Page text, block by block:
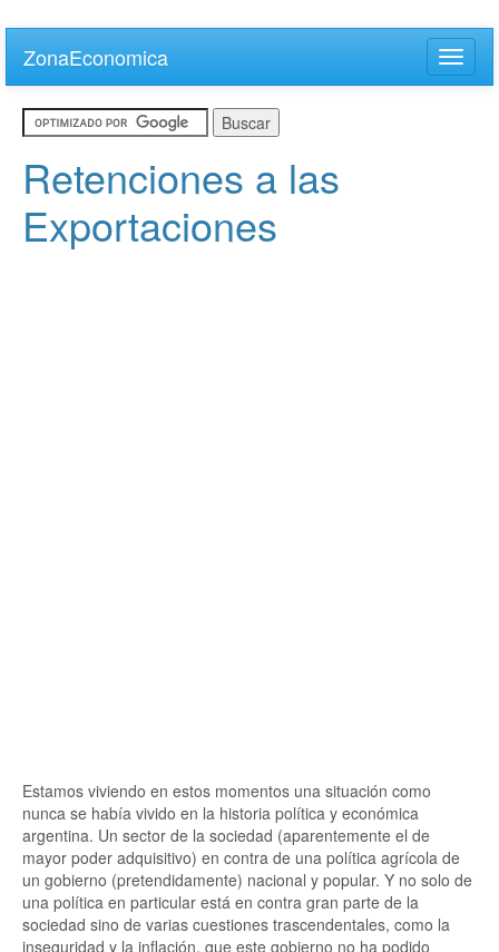
main
content
ZonaEconomica
Toggle
Retenciones a las
Exportaciones
Estamos viviendo en estos momentos una situación como
nunca se había vivido en la historia política y económica
argentina. Un sector de la sociedad (aparentemente el de
mayor poder adquisitivo) en contra de una política agrícola de
un gobierno (pretendidamente) nacional y popular. Y no solo de
una política en particular está en contra gran parte de la
sociedad sino de varias cuestiones trascendentales, como la
inseguridad y la inflación, que este gobierno no ha podido